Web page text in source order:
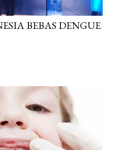
BEBAS DENGUE